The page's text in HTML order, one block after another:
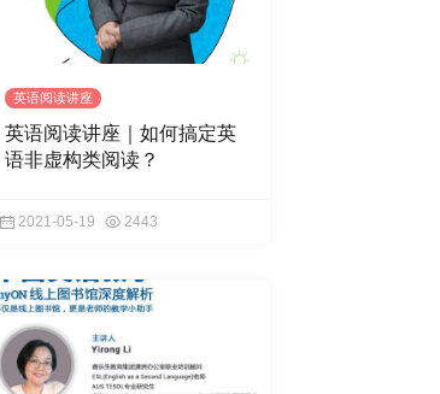
英语阅读讲座
英语阅读讲座｜如何搞定英
语非虚构类阅读？
2021-05-19 2443